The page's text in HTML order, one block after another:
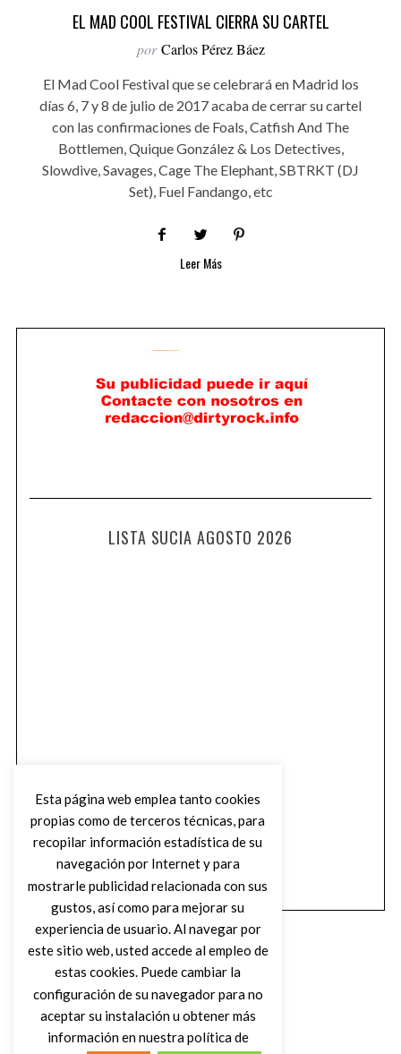
EL MAD COOL FESTIVAL CIERRA SU CARTEL
por Carlos Pérez Báez
El Mad Cool Festival que se celebrará en Madrid los
días 6, 7 y 8 de julio de 2017 acaba de cerrar su cartel
con las confirmaciones de Foals, Catfish And The
Bottlemen, Quique González & Los Detectives,
Slowdive, Savages, Cage The Elephant, SBTRKT (DJ
Set), Fuel Fandango, etc
Leer Más
LISTA SUCIA AGOSTO 2026
Esta página web emplea tanto cookies
propias como de terceros técnicas, para
recopilar información estadística de su
navegación por Internet y para
mostrarle publicidad relacionada con sus
gustos, así como para mejorar su
experiencia de usuario. Al navegar por
este sitio web, usted accede al empleo de
estas cookies. Puede cambiar la
configuración de su navegador para no
aceptar su instalación u obtener más
información en nuestra política de